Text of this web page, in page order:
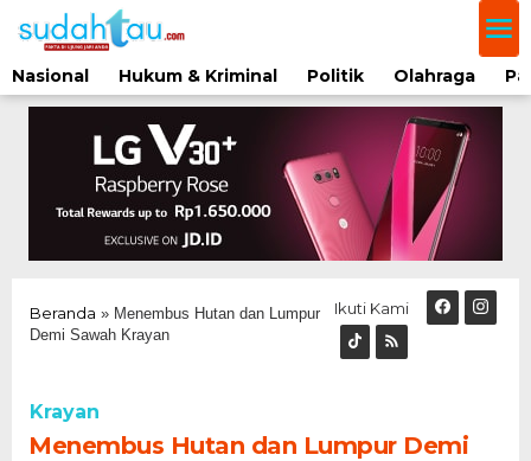
ke
konten
Nasional
Hukum & Kriminal Politik Olahraga
Beranda » Menembus Hutan dan Lumpur
Demi Sawah Krayan
Ikuti Kami
Krayan
Menembus Hutan dan Lumpur Demi